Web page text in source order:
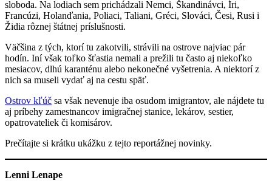
sloboda. Na lodiach sem prichádzali Nemci, Škandinávci, Íri,
Francúzi, Holanďania, Poliaci, Taliani, Gréci, Slováci, Česi, Rusi i
Židia rôznej štátnej príslušnosti.
Väčšina z tých, ktorí tu zakotvili, strávili na ostrove najviac pár
hodín. Iní však toľko šťastia nemali a prežili tu často aj niekoľko
mesiacov, dlhú karanténu alebo nekonečné vyšetrenia. A niektorí z
nich sa museli vydať aj na cestu späť.
Ostrov kľúč sa však nevenuje iba osudom imigrantov, ale nájdete tu
aj príbehy zamestnancov imigračnej stanice, lekárov, sestier,
opatrovateliek či komisárov.
Prečítajte si krátku ukážku z tejto reportážnej novinky.
Lenni Lenape